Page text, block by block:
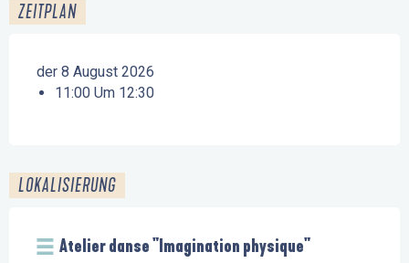
ZEITPLAN
der 8 August 2026
11:00 Um 12:30
LOKALISIERUNG
Atelier danse "Imagination physique"